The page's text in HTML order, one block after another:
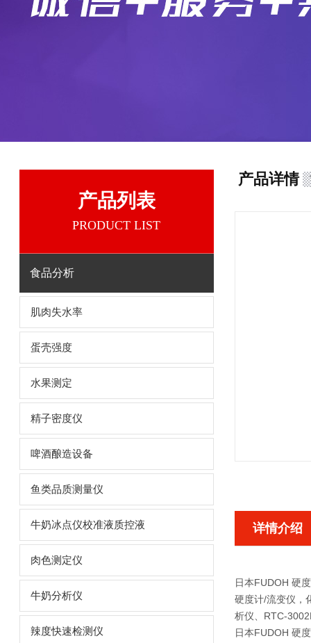
产品列表
PRODUCT LIST
食品分析
肌肉失水率
蛋壳强度
水果测定
精子密度仪
啤酒酿造设备
鱼类品质测量仪
牛奶冰点仪校准液质控液
肉色测定仪
牛奶分析仪
辣度快速检测仪
产品详情
详情介绍
日本FUDOH 硬
硬度计/流变仪，
析仪、RTC-
日本FUDOH 硬